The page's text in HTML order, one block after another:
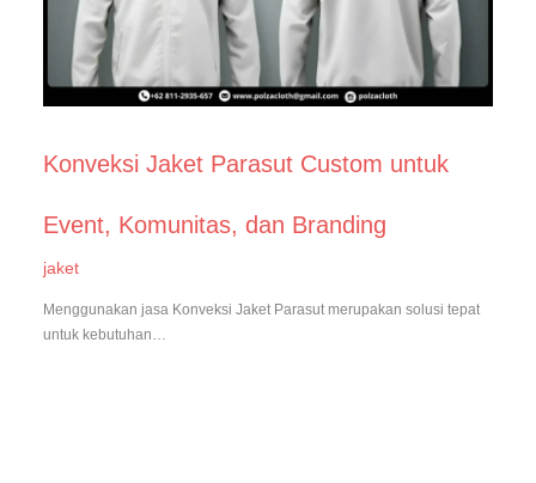
Konveksi Jaket Parasut Custom untuk
Event, Komunitas, dan Branding
jaket
Menggunakan jasa Konveksi Jaket Parasut merupakan solusi tepat
untuk kebutuhan…